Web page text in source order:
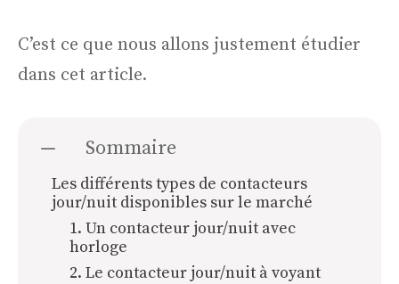
C’est ce que nous allons justement étudier
dans cet article.
Sommaire
Les différents types de contacteurs
jour/nuit disponibles sur le marché
1. Un contacteur jour/nuit avec
horloge
2. Le contacteur jour/nuit à voyant